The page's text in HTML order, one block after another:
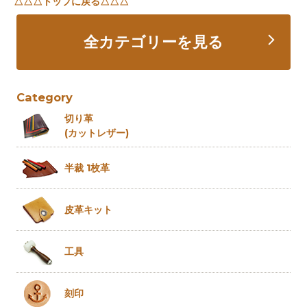
全カテゴリーを見る
Category
切り革
(カットレザー)
半裁 1枚革
皮革キット
工具
刻印